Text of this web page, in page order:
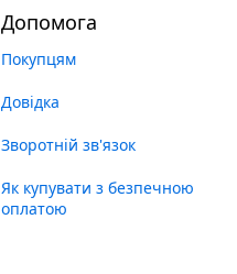
Допомога
Покупцям
Довідка
Зворотній зв'язок
Як купувати з безпечною
оплатою